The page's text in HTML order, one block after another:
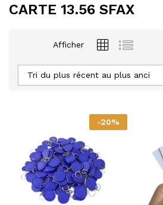
CARTE 13.56 SFAX
Afficher
Tri du plus récent au plus ancien
-20%